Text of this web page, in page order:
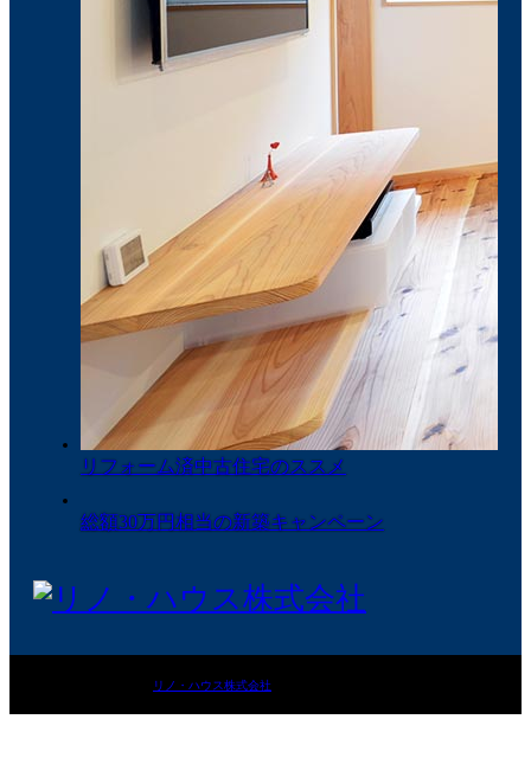
リフォーム済中古住宅のススメ
総額30万円相当の新築キャンペーン
リノ・ハウス株式会社